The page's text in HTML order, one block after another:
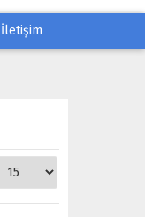
İletişim